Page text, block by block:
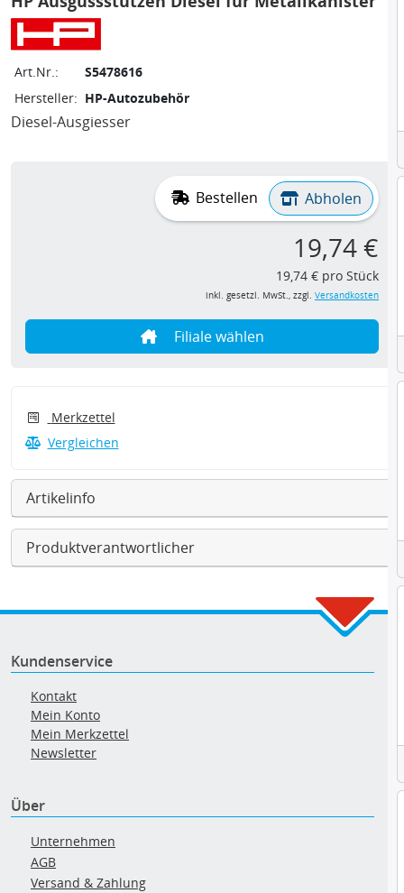
Art.Nr.:
S5478616
Hersteller: HP-Autozubehör
Diesel-Ausgiesser
Bestellen Abholen
19,74 €
19,74 € pro Stück
inkl. gesetzl. MwSt., zzgl. Versandkosten
Filiale wählen
Merkzettel
Vergleichen
Artikelinfo
Produktverantwortlicher
Kundenservice
Kontakt
Mein Konto
Mein Merkzettel
Newsletter
Über
Unternehmen
AGB
Versand & Zahlung